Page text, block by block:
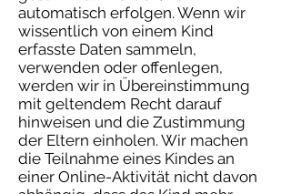
automatisch erfolgen. Wenn wir
wissentlich von einem Kind
erfasste Daten sammeln,
verwenden oder offenlegen,
werden wir in Übereinstimmung
mit geltendem Recht darauf
hinweisen und die Zustimmung
der Eltern einholen. Wir machen
die Teilnahme eines Kindes an
einer Online-Aktivität nicht davon